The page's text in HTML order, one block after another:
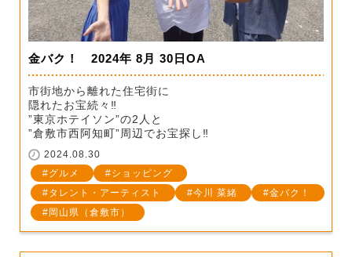
金バク！ 2024年 8月 30日OA
市街地から離れた住宅街に
隠れたお宝続々‼
”東京ホテイソン”の2人と
”倉敷市西阿知町”周辺でお宝探し‼
2024.08.30
グルメ
ショッピング
タレント・アーティスト
今川 菜緒
金バク！
岡山県（倉敷市）